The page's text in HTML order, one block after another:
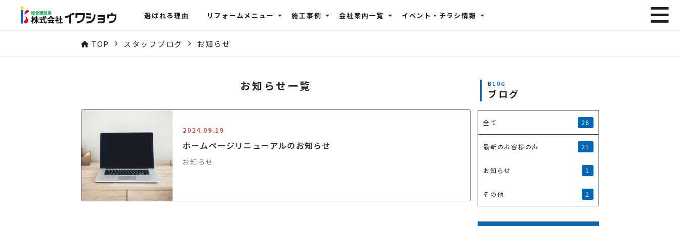
選ばれる理由 リフォームメニュー 施工事例 会社案内一覧 イベント・チラシ情報
TOP スタッフブログ お知らせ
お知らせ一覧
2024.09.19
ホームページリニューアルのお知らせ
お知らせ
BLOG
ブログ
全て 26
最新のお客様の声 21
お知らせ 1
その他 1